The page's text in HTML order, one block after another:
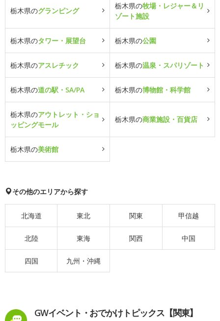
栃木県のグランピング
栃木県の牧場・レジャー＆リ
ゾート施設
栃木県のタワー・展望台 栃木県の公園
栃木県のアスレチック 栃木県の温泉・スパリゾート
栃木県の道の駅・SA/PA 栃木県の博物館・科学館
栃木県のアウトレット・ショ
ッピングモール
栃木県の商業施設・百貨店
栃木県の美術館
その他のエリアから探す
北海道 東北 関東 甲信越
北陸 東海 関西 中国
四国 九州・沖縄
GWイベント・おでかけトピックス【関東】